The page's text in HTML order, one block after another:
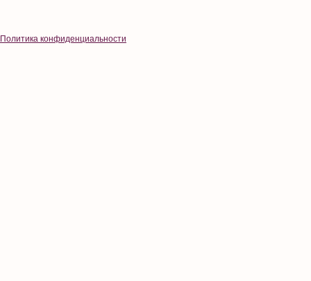
Политика конфиденциальности